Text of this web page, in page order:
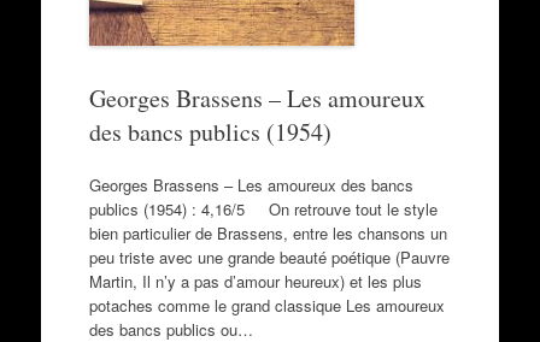
Georges Brassens – Les amoureux
des bancs publics (1954)
Georges Brassens – Les amoureux des bancs
publics (1954) : 4,16/5 On retrouve tout le style
bien particulier de Brassens, entre les chansons un
peu triste avec une grande beauté poétique (Pauvre
Martin, Il n’y a pas d’amour heureux) et les plus
potaches comme le grand classique Les amoureux
des bancs publics ou…